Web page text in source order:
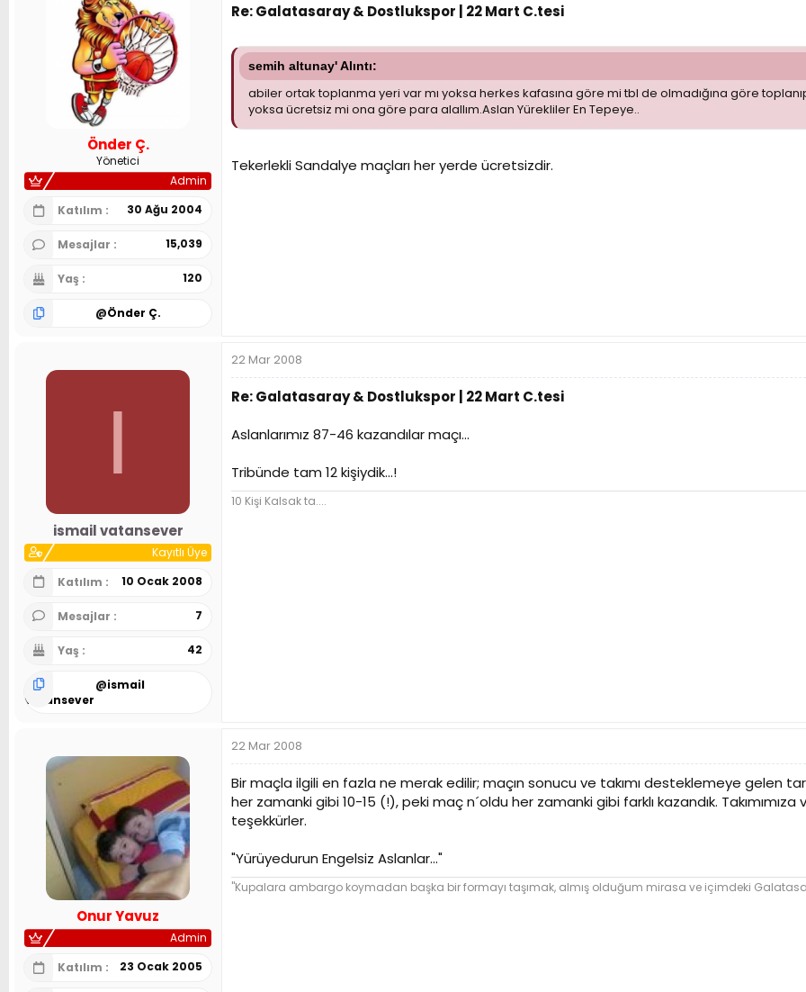
Önder Ç.
Yönetici
Admin
Katılım
30 Ağu 2004
Mesajlar 15,039
Yaş 120
@Önder Ç.
Re: Galatasaray & Dostlukspor | 22 Mart C.tesi
semih altunay' Alıntı:
abiler ortak toplanma yeri var mı yoksa herkes kafasına göre mi tbl de olmadığına göre
yoksa ücretsiz mi ona göre para alallım.Aslan Yürekliler En Tepeye..
Tekerlekli Sandalye maçları her yerde ücretsizdir.
I
ismail vatansever
Kayıtlı Üye
Katılım
10 Ocak 2008
Mesajlar 7
Yaş 42
@ismail
vatansever
22 Mar 2008
Re: Galatasaray & Dostlukspor | 22 Mart C.tesi
Aslanlarımız 87-46 kazandılar maçı...
Tribünde tam 12 kişiydik...!
10 Kişi Kalsak ta....
Onur Yavuz
Admin
Katılım
23 Ocak 2005
22 Mar 2008
Bir maçla ilgili en fazla ne merak edilir; maçın sonucu ve takımı desteklemeye gelen
her zamanki gibi 10-15 (!), peki maç n´oldu her zamanki gibi farklı kazandık.
teşekkürler.
"Yürüyedurun Engelsiz Aslanlar..."
"Kupalara ambargo koymadan başka bir formayı taşımak, almış olduğum mirasa ve içimdeki